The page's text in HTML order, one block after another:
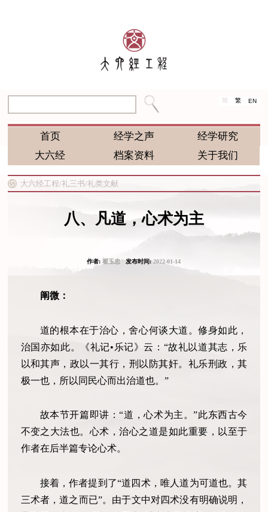
简 繁 EN
首页 经学之声
经学研究
大六经
档案资料 关于我们
大六经工程/礼三书/礼类文献
八、凡道，心术为主
作者:翟玉忠发布时间:2022-01-14
阐微：
道的根本在于治心，舍心何谈大道。修身如此，
治国亦如此。《礼记•乐记》云：“故礼以道其志，乐
以和其声，政以一其行，刑以防其奸。礼乐刑政，其
极一也，所以同民心而出治道也。”
故本节开篇即讲：“道，心术为主。”此东西古今
不变之大法也。心术，治心之道是如此重要，以至于
作者在后半篇专论心术。
接着，作者提到了“道四术，唯人道为可道也。其
三术者，道之而已”。由于文中对四术没有明确说明，